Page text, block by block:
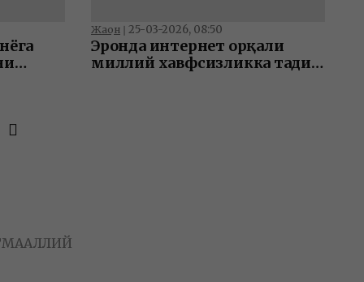
Жаҳон ❘ 25-03-2026, 08:50
Эронда интернет орқали
миллий хавфсизликка таҳдид
МАҲАЛЛИЙ